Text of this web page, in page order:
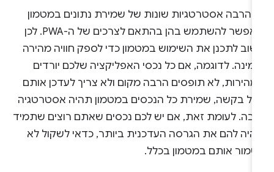
הרבה אסטרטגיות שונות של שמירת נתונים במטמון
שאפשר להשתמש בהן בהתאם לצרכים של ה-PWA. לכן
לתכנן את השימוש במטמון כדי לספק חוויה מהירה
לדוגמה, אם כל נכסי האפליקציה שלכם יורדים
לא תופסים הרבה מקום ולא צריך לעדכן אותם
בקשה, שמירת כל הנכסים במטמון תהיה אסטרטגיה
לעומת זאת, אם יש לכם נכסים שאתם רוצים שתמיד
להם את הגרסה העדכנית ביותר, כדאי לשקול לא
אותם במטמון בכלל.